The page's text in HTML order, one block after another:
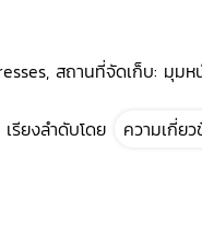
สถานที่จัดเก็บ: มุมห
เรียงลำดับโดย